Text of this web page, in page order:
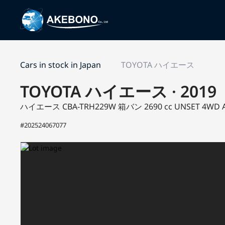
Cars in stock in Japan TOYOTA ハイエース
TOYOTA ハイエース · 2019
ハイエース CBA-TRH229W箱バン 2690 cc UNSET 4WD
#202524067077